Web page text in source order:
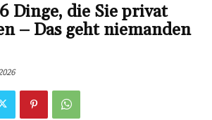
Dinge, die Sie privat
– Das geht niemanden